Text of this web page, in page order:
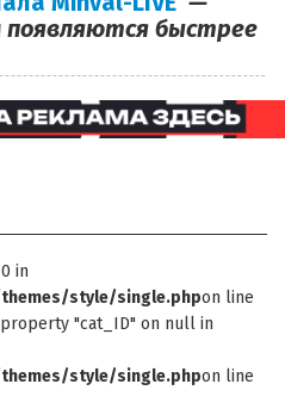
быстрее
in
style/single.phpon line
"cat_ID" on null in
style/single.phpon line